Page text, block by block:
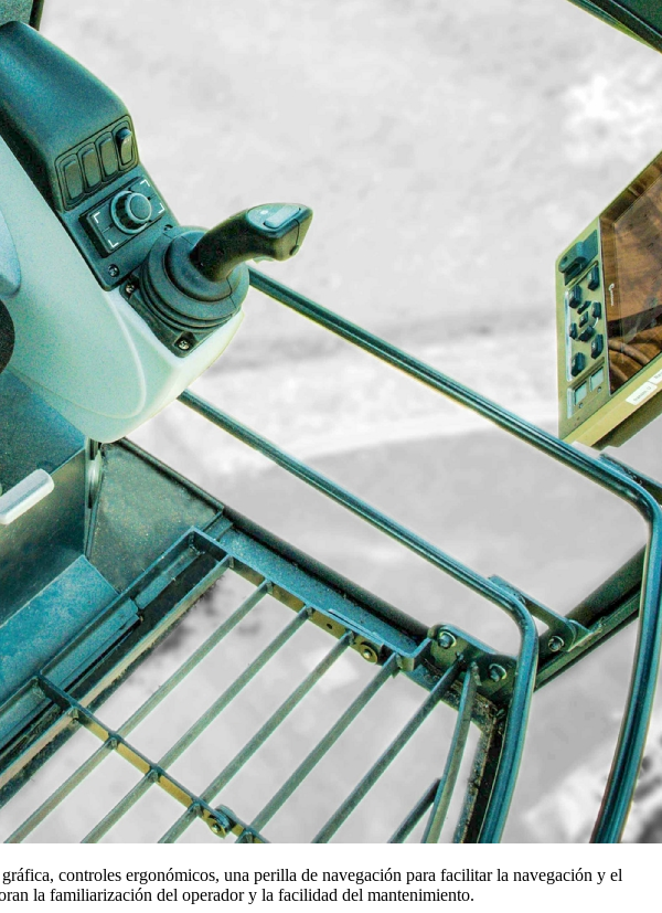
controles ergonómicos, una perilla de navegación para facilitar la navegación y el
la familiarización del operador y la facilidad del mantenimiento.